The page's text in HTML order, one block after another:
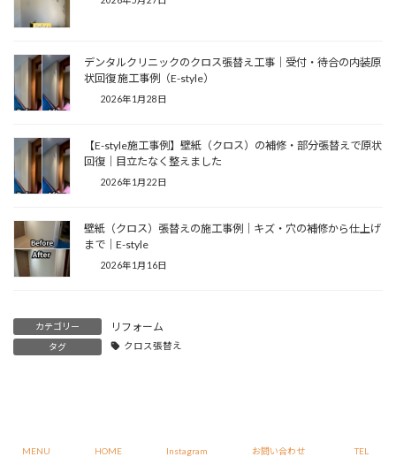
デンタルクリニックのクロス張替え工事｜受付・待合の内装原
状回復 施工事例（E-style）
2026年1月28日
【E-style施工事例】壁紙（クロス）の補修・部分張替えで原状
回復｜目立たなく整えました
2026年1月22日
壁紙（クロス）張替えの施工事例｜キズ・穴の補修から仕上げ
まで｜E-style
2026年1月16日
カテゴリー リフォーム
タグ クロス張替え
MENU HOME Instagram お問い合わせ TEL